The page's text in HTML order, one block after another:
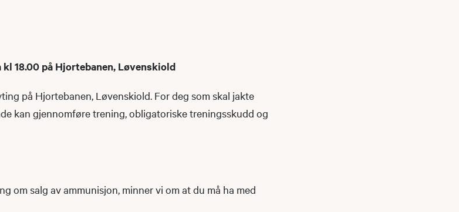
18.00 på Hjortebanen, Løvenskiold
på Hjortebanen, Løvenskiold. For deg som skal jakte
kan gjennomføre trening, obligatoriske treningsskudd og
om salg av ammunisjon, minner vi om at du må ha med